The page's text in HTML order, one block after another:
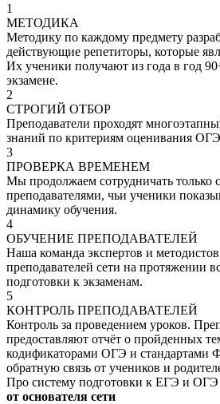
1
МЕТОДИКА
Методику по каждому предмету
действующие репетиторы, которые
Их ученики получают из года в год
экзамене.
2
СТРОГИЙ ОТБОР
Преподаватели проходят
знаний по критериям оценивания
3
ПРОВЕРКА ВРЕМЕНЕМ
Мы продолжаем сотрудничать только
преподавателями, чьи ученики
динамику обучения.
4
ОБУЧЕНИЕ ПРЕПОДАВАТЕЛЕЙ
Наша команда экспертов и
преподавателей сети на протяжении
подготовки к экзаменам.
5
КОНТРОЛЬ ПРЕПОДАВАТЕЛЕЙ
Контроль за проведением уроков.
предоставляют отчёт о пройденных
кодификаторами ОГЭ и
обратную связь от учеников и
Про систему подготовки к ЕГЭ и ОГЭ
от основателя сети